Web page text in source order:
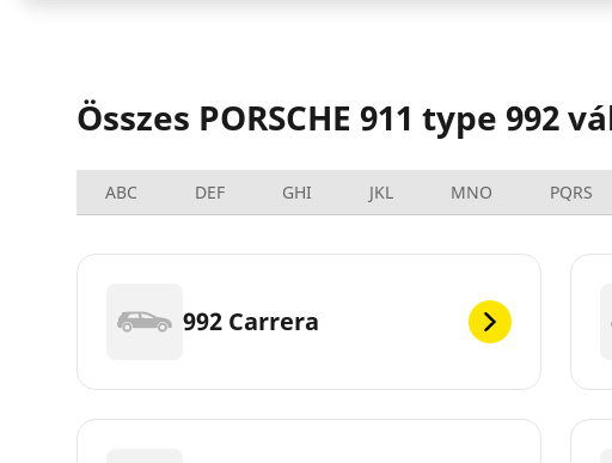
Összes PORSCHE 911 type 992
ABC DEF GHI JKL MNO PQRS
992 Carrera